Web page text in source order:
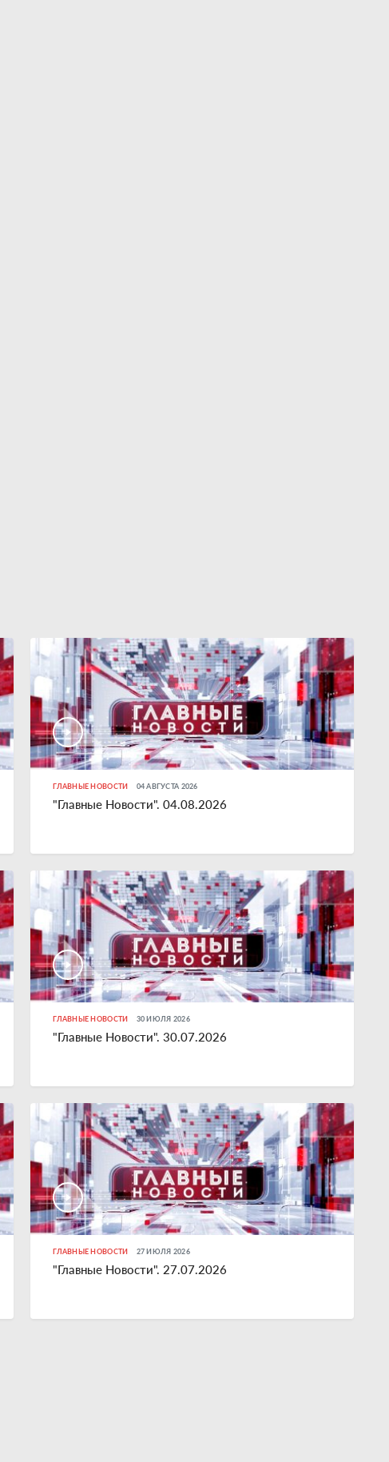
ГЛАВНЫЕ НОВОСТИ 04 АВГУСТА 2026
"Главные Новости". 04.08.2026
ГЛАВНЫЕ НОВОСТИ 30 ИЮЛЯ 2026
"Главные Новости". 30.07.2026
ГЛАВНЫЕ НОВОСТИ 27 ИЮЛЯ 2026
"Главные Новости". 27.07.2026